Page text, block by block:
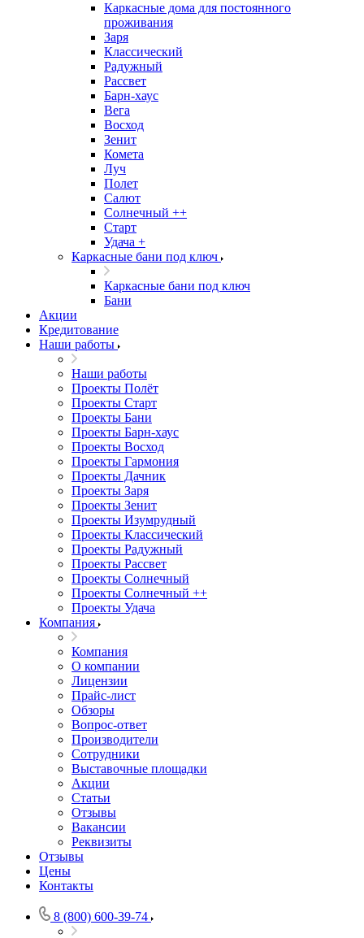
Каркасные дома для постоянного
проживания
Заря
Классический
Радужный
Рассвет
Барн-хаус
Вега
Восход
Зенит
Комета
Луч
Полет
Салют
Солнечный ++
Старт
Удача +
Каркасные бани под ключ
Каркасные бани под ключ
Бани
Акции
Кредитование
Наши работы
Наши работы
Проекты Полёт
Проекты Старт
Проекты Бани
Проекты Барн-хаус
Проекты Восход
Проекты Гармония
Проекты Дачник
Проекты Заря
Проекты Зенит
Проекты Изумрудный
Проекты Классический
Проекты Радужный
Проекты Рассвет
Проекты Солнечный
Проекты Солнечный ++
Проекты Удача
Компания
Компания
О компании
Лицензии
Прайс-лист
Обзоры
Вопрос-ответ
Производители
Сотрудники
Выставочные площадки
Акции
Статьи
Отзывы
Вакансии
Реквизиты
Отзывы
Цены
Контакты
8 (800) 600-39-74